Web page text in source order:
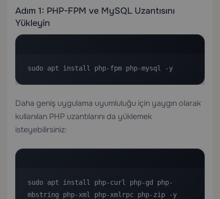
Adım 1: PHP-FPM ve MySQL Uzantısını
Yükleyin
sudo apt install php-fpm php-mysql -y
Daha geniş uygulama uyumluluğu için yaygın olarak
kullanılan PHP uzantılarını da yüklemek
isteyebilirsiniz:
sudo apt install php-curl php-gd php-
mbstring php-xml php-xmlrpc php-zip -y